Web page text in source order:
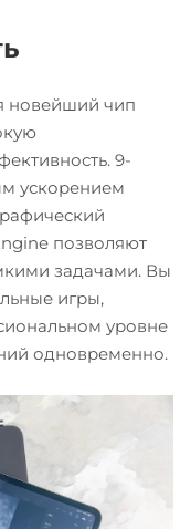
новейший чип
9-
ускорением
позволяют
задачами. Вы
игры,
уровне
одновременно.